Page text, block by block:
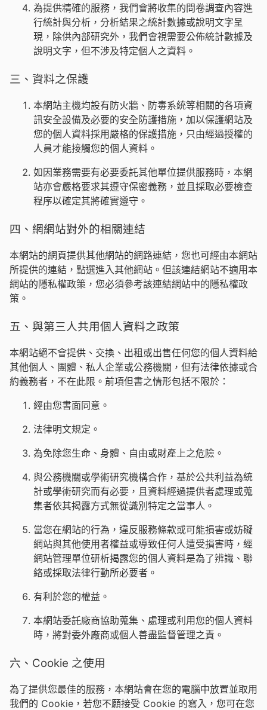
為提供精確的服務，我們會將收集的問卷調查內容進
行統計與分析，分析結果之統計數據或說明文字呈
現，除供內部研究外，我們會視需要公佈統計數據及
說明文字，但不涉及特定個人之資料。
三、資料之保護
本網站主機均設有防火牆、防毒系統等相關的各項資
訊安全設備及必要的安全防護措施，加以保護網站及
您的個人資料採用嚴格的保護措施，只由經過授權的
人員才能接觸您的個人資料。
如因業務需要有必要委託其他單位提供服務時，本網
站亦會嚴格要求其遵守保密義務，並且採取必要檢查
程序以確定其將確實遵守。
四、網網站對外的相關連結
本網站的網頁提供其他網站的網路連結，您也可經由本網站
所提供的連結，點選進入其他網站。但該連結網站不適用本
網站的隱私權政策，您必須參考該連結網站中的隱私權政
策。
五、與第三人共用個人資料之政策
本網站絕不會提供、交換、出租或出售任何您的個人資料給
其他個人、團體、私人企業或公務機關，但有法律依據或合
約義務者，不在此限。前項但書之情形包括不限於：
經由您書面同意。
法律明文規定。
為免除您生命、身體、自由或財產上之危險。
與公務機關或學術研究機構合作，基於公共利益為統
計或學術研究而有必要，且資料經過提供者處理或蒐
集者依其揭露方式無從識別特定之當事人。
當您在網站的行為，違反服務條款或可能損害或妨礙
網站與其他使用者權益或導致任何人遭受損害時，經
網站管理單位研析揭露您的個人資料是為了辨識、聯
絡或採取法律行動所必要者。
有利於您的權益。
本網站委託廠商協助蒐集、處理或利用您的個人資料
時，將對委外廠商或個人善盡監督管理之責。
六、Cookie 之使用
為了提供您最佳的服務，本網站會在您的電腦中放置並取用
我們的 Cookie，若您不願接受 Cookie 的寫入，您可在您